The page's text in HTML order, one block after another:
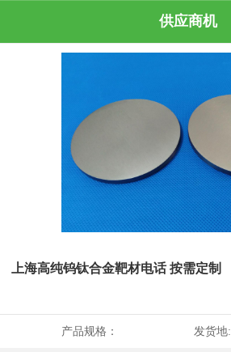
供应商机
上海高纯钨钛合金靶材电话 按需定制
产品规格： 发货地: